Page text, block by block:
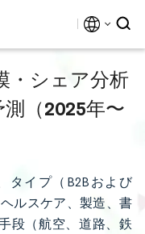
・シェア分析
（2025年〜
タイプ（B2Bおよび
ルスケア、製造、書
段（航空、道路、鉄